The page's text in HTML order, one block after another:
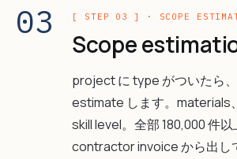
03 [ STEP 03 ] · SCOPE
Scope
project に type がついたら
estimate します。materials
skill level。全部 180,000 件
contractor invoice から出し